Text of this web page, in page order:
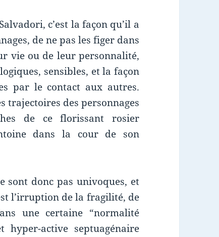
c’est la façon qu’il a
de ne pas les figer dans
vie ou de leur personnalité,
sensibles, et la façon
par le contact aux autres.
trajectoires des personnages
de ce florissant rosier
dans la cour de son
sont donc pas univoques, et
l’irruption de la fragilité, de
une certaine “normalité
hyper-active septuagénaire